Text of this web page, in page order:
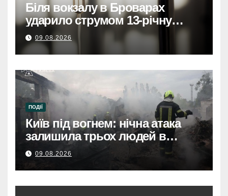
Біля вокзалу в Броварах
ударило струмом 13-річну
дівчинку, вона у тяжкому
станіБіля вокзалу в Броварах
струмом вдарило 13-річну
дівчинку, стан важкий
09.08.2026
ПОДІЇ
Київ під вогнем: нічна атака
залишила трьох людей в
лікарнях.
09.08.2026